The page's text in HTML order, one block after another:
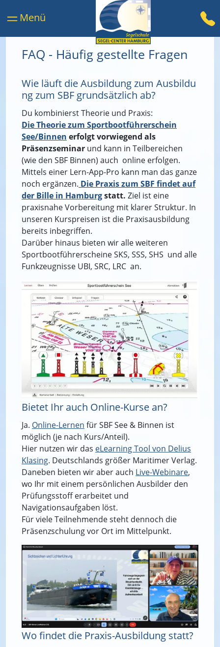
FAQ - Häufig gestellte Fragen
Wie läuft die Ausbildung zum Ausbildu
ng zum SBF grundsätzlich ab?
Du kombinierst Theorie und Praxis:
Die Theorie zum Sportbootführerschein
See/Binnen erfolgt vorwiegend als
Präsenzseminar und kann in Teilbereichen
(wie den SBF Binnen) auch online erfolgen.
Mittels einer Lern-App-Pro kann man das ganze
noch ergänzen. Die Praxis zum SBF findet auf
der Bille in Hamburgstatt. Ziel ist eine
praxisnahe Vorbereitung mit klarer Struktur. In
unseren Kurspreisen ist die Praxisausbildung
bereits inbegriffen.
Darüber hinaus bieten wir alle weiteren
Sportbootführerscheine SKS, SSS, SHS und alle
Funkzeugnisse UBI, SRC, LRC an.
Bietet Ihr auch Online-Kurse an?
Ja. Online-Lernen für SBF See & Binnen ist
möglich (je nach Kurs/Anteil).
Hier nutzen wir das eLearning Tool von Delius
Klasing. Deutschlands größer Maritimer Verlag.
Daneben bieten wir aber auch Live-Webinare,
wo Ihr mit einem persönlichen Ausbilder den
Prüfungsstoff erarbeitet und
Navigationsaufgaben löst.
Für viele Teilnehmende steht dennoch die
Präsenzschulung vor Ort im Mittelpunkt.
Wo findet die Praxis-Ausbildung statt?